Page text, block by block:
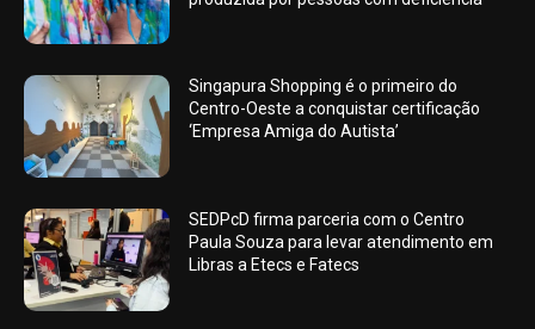
Singapura Shopping é o primeiro do
Centro-Oeste a conquistar certificação
‘Empresa Amiga do Autista’
SEDPcD firma parceria com o Centro
Paula Souza para levar atendimento em
Libras a Etecs e Fatecs